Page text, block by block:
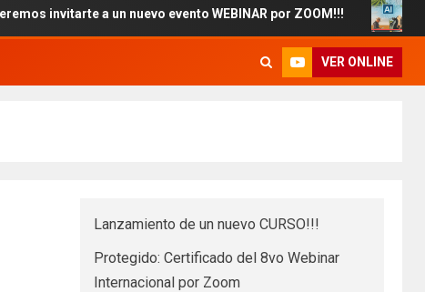
a un nuevo evento WEBINAR por ZOOM!!! Esta es
VER ONLINE
Lanzamiento de un nuevo CURSO!!!
Protegido: Certificado del 8vo Webinar
Internacional por Zoom